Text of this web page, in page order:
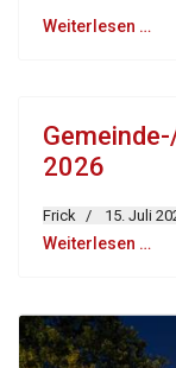
Weiterlesen …
2026
Frick 15. Juli
Weiterlesen …